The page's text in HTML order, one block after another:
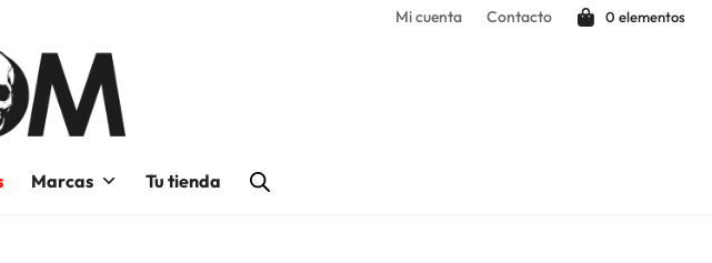
Mi cuenta Contacto 0 elementos
Marcas Tu tienda